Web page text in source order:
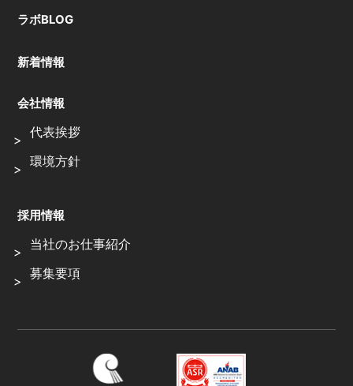
ラボBLOG
新着情報
会社情報
代表挨拶
環境方針
採用情報
当社のお仕事紹介
募集要項